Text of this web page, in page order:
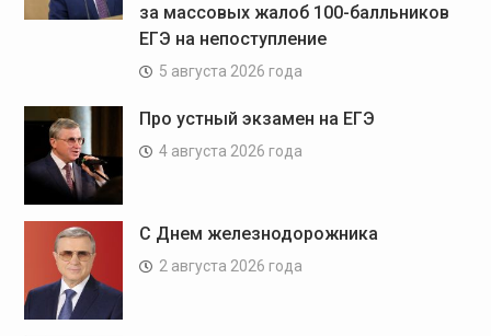
за массовых жалоб 100-балльников
ЕГЭ на непоступление
5 августа 2026 года
Про устный экзамен на ЕГЭ
4 августа 2026 года
С Днем железнодорожника
2 августа 2026 года